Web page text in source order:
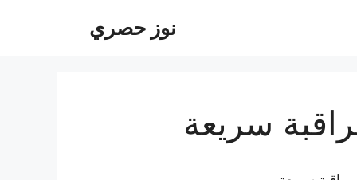
نوز حصري
سريعة